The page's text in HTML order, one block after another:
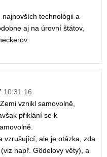
najnovších technológii a
aj na úrovní štátov,
10:31:16
vznikl samovolně,
přiklání se k
vzrušující, ale je otázka, zda
např. Gödelovy věty), a